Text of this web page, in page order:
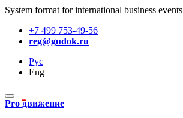
System format for international business events
+7 499 753-49-56
reg@gudok.ru
Рус
Eng
Pro движение